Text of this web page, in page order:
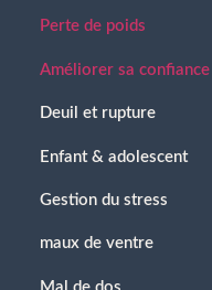
Perte de poids
Améliorer sa confiance
Deuil et rupture
Enfant & adolescent
Gestion du stress
maux de ventre